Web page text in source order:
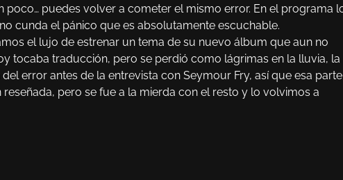
puedes volver a cometer el mismo error. En el programa
cunda el pánico que es absolutamente escuchable.
el lujo de estrenar un tema de su nuevo álbum que aun no
tocaba traducción, pero se perdió como lágrimas en la lluvia, la
error antes de la entrevista con Seymour Fry, así que esa parte
pero se fue a la mierda con el resto y lo volvimos a